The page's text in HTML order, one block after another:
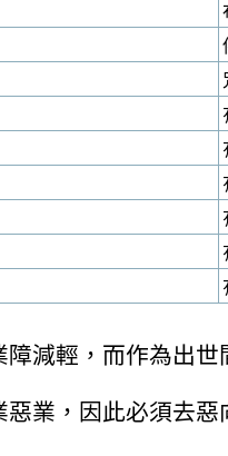
減輕，而作為出世
業，因此必須去